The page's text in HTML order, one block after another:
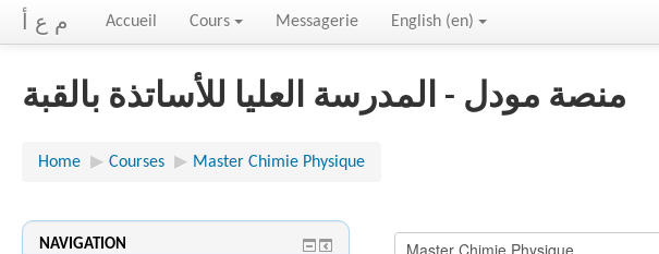
م ع أ Accueil Cours Messagerie English ‎(en)‎
منصة مودل - المدرسة العليا للأساتذة بالقبة
Home ▶︎ Courses ▶︎ Master Chimie Physique
NAVIGATION